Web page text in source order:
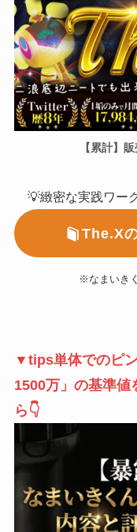
【累計】
💡緻密な実践ワー
The.X
※なまいき
▼tips単体でのピ
1500万」の基準値
ら👇